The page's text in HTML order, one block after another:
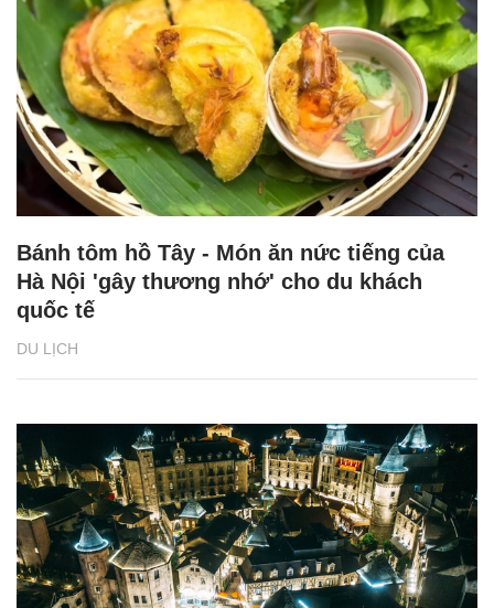
DU LỊCH
Bánh tôm hồ Tây - Món ăn nức tiếng của
Hà Nội 'gây thương nhớ' cho du khách
quốc tế